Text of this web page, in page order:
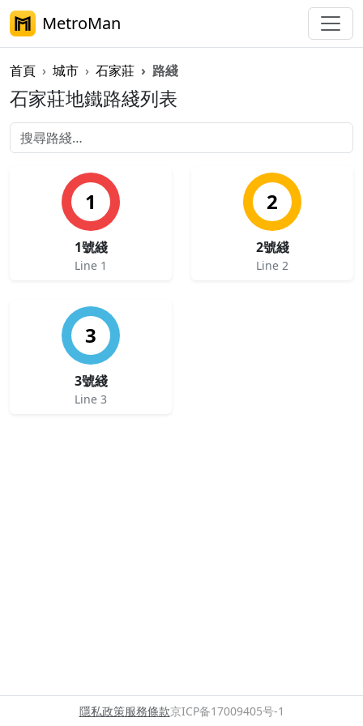
MetroMan
首頁 城市 石家莊 路綫
石家莊地鐵路綫列表
1
1號綫
Line 1
2
2號綫
Line 2
3
3號綫
Line 3
隱私政策服務條款京ICP备17009405号-1